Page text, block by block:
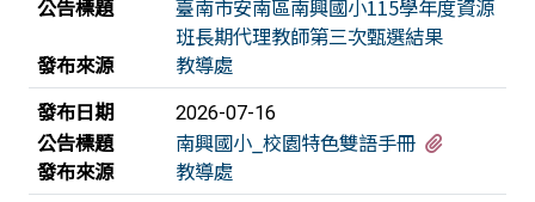
公告標題
臺南市安南區南興國小115學年度資源
班長期代理教師第三次甄選結果
發布來源
教導處
發布日期
2026-07-16
公告標題 南興國小_校園特色雙語手冊
發布來源
教導處